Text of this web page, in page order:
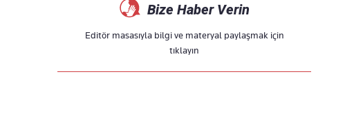
Bize Haber Verin
Editör masasıyla bilgi ve materyal paylaşmak için
tıklayın